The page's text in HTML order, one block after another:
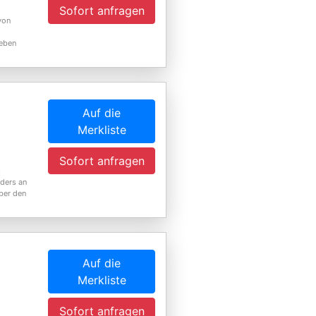
Sofort anfragen
an
den
Auf die
Merkliste
Sofort anfragen
Auf die
Merkliste
Sofort anfragen